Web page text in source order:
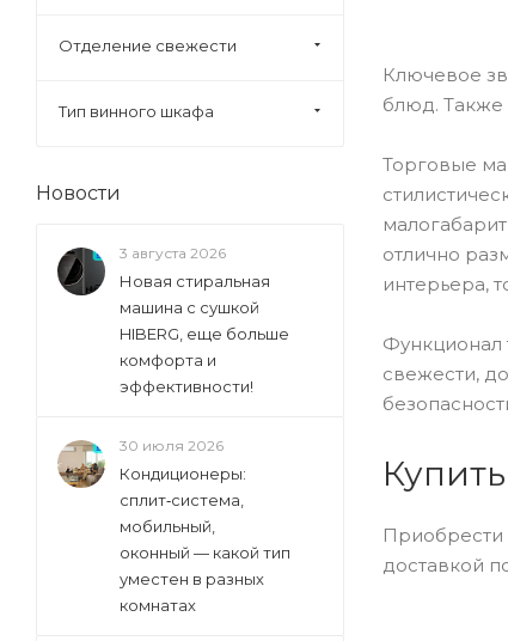
Ключевое
блюд. Также
Торговые
отлично
интерьера,
Функционал
свежести,
Приобрести
доставкой
GENERAL ELECTRIC (
Gorenje (
Haier (126)
Hisense (31
Hitachi (145)
Indel (5)
Io Mabe (74)
Ip Industrie (
116
Jacky's (36)
Kaiser (
Отделение свежести
Тип винного шкафа
Новости
3 августа 2026
Новая стиральная
машина с сушкой
HIBERG, еще больше
комфорта и
эффективности!
30 июля 2026
Кондиционеры:
сплит‑система,
мобильный,
оконный — какой тип
уместен в разных
комнатах